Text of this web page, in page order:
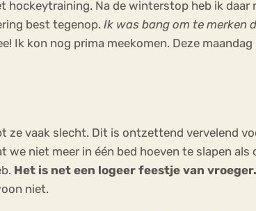
hockeytraining. Na de winterstop heb ik
best tegenop. Ik was bang om te merken
Ik kon nog prima meekomen. Deze
ze vaak slecht. Dit is ontzettend vervelend
we niet meer in één bed hoeven te slapen
Het is net een logeer feestje van vroeger.
niet.